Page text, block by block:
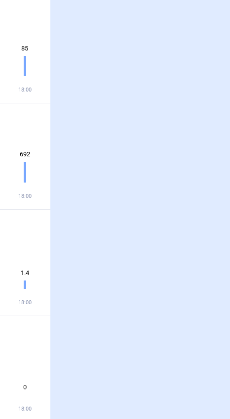
85
18:00
692
18:00
1.4
18:00
0
18:00